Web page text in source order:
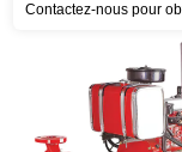
Contactez-nous pour